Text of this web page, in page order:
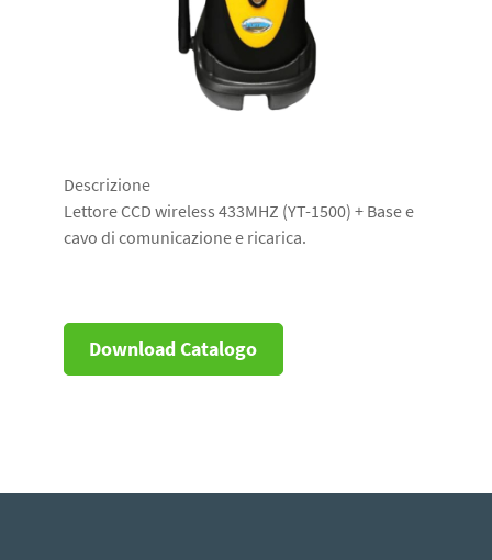
Descrizione
Lettore CCD wireless 433MHZ (YT-1500) + Base e
cavo di comunicazione e ricarica.
Download Catalogo